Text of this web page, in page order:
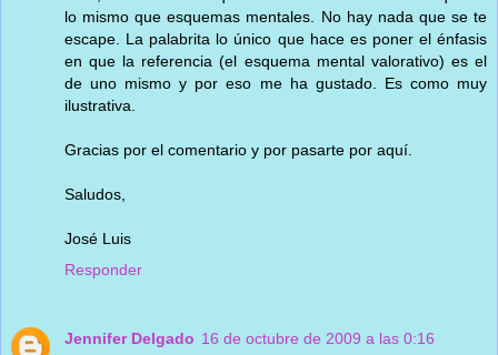
lo mismo que esquemas mentales. No hay nada que se te
escape. La palabrita lo único que hace es poner el énfasis
en que la referencia (el esquema mental valorativo) es el
de uno mismo y por eso me ha gustado. Es como muy
ilustrativa.
Gracias por el comentario y por pasarte por aquí.
Saludos,
José Luis
Responder
Jennifer Delgado 16 de octubre de 2009 a las 0:16